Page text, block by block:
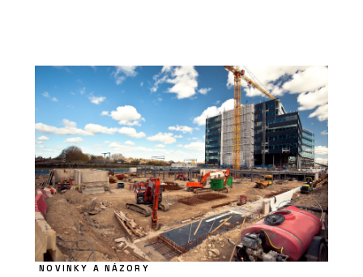
NOVINKY A NÁZORY